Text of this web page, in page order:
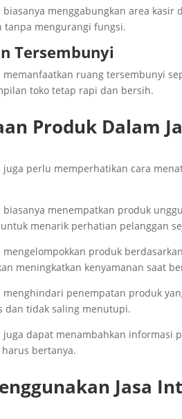
menggabungkan area
tanpa mengurangi fungsi.
Tersembunyi
memanfaatkan ruang tersembunyi
toko tetap rapi dan bersih.
Produk Dalam
juga perlu memperhatikan cara
biasanya menempatkan produk
menarik perhatian pelanggan
mengelompokkan produk
meningkatkan kenyamanan saat
menghindari penempatan produk
dan tidak saling menutupi.
juga dapat menambahkan informasi
bertanya.
Jasa